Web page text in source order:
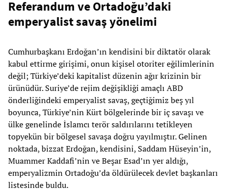
Referandum ve Ortadoğu’daki
emperyalist savaş yönelimi
Cumhurbaşkanı Erdoğan’ın kendisini bir diktatör olarak
kabul ettirme girişimi, onun kişisel otoriter eğilimlerinin
değil; Türkiye’deki kapitalist düzenin ağır krizinin bir
ürünüdür. Suriye’de rejim değişikliği amaçlı ABD
önderliğindeki emperyalist savaş, geçtiğimiz beş yıl
boyunca, Türkiye’nin Kürt bölgelerinde bir iç savaşı ve
ülke genelinde İslamcı terör saldırılarını tetikleyen
topyekün bir bölgesel savaşa doğru yayılmıştır. Gelinen
noktada, bizzat Erdoğan, kendisini, Saddam Hüseyin’in,
Muammer Kaddafi’nin ve Beşar Esad’ın yer aldığı,
emperyalizmin Ortadoğu’da öldürülecek devlet başkanları
listesinde buldu.